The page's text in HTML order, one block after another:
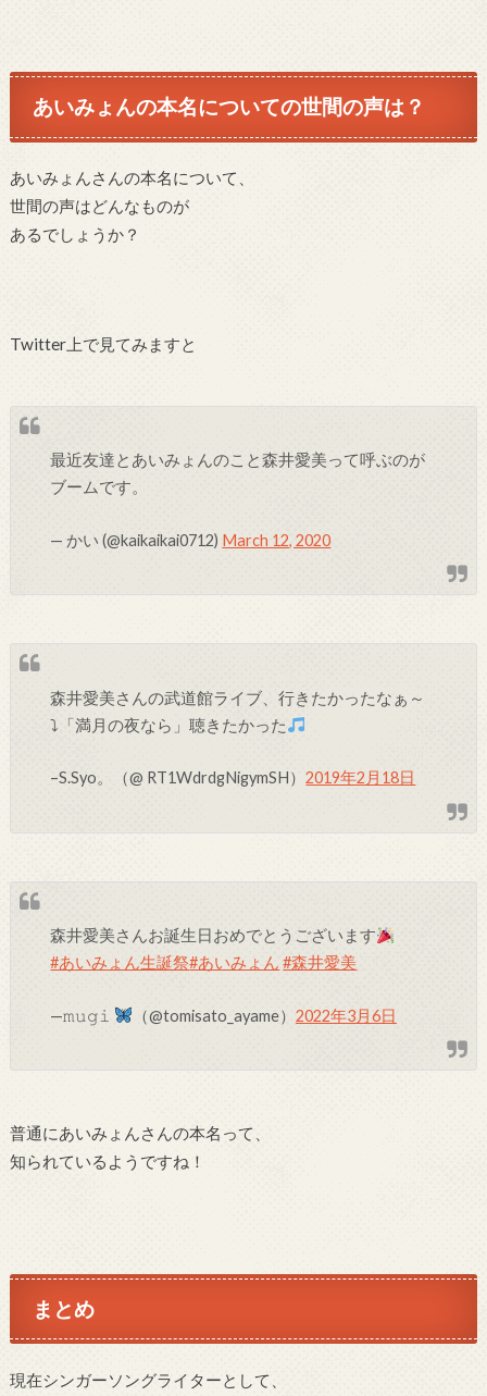
あいみょんの本名についての世間の声は？
あいみょんさんの本名について、
世間の声はどんなものが
あるでしょうか？
Twitter上で見てみますと
最近友達とあいみょんのこと森井愛美って呼ぶのが
ブームです。
— かい (@kaikaikai0712) March 12, 2020
森井愛美さんの武道館ライブ、行きたかったなぁ～
⤵「満月の夜なら」聴きたかった
–S.Syo。 （@ RT1WdrdgNigymSH）2019年2月18日
森井愛美さんお誕生日おめでとうございます
#あいみょん生誕祭#あいみょん #森井愛美
—𝚖𝚞𝚐𝚒 （@tomisato_ayame）2022年3月6日
普通にあいみょんさんの本名って、
知られているようですね！
まとめ
現在シンガーソングライターとして、